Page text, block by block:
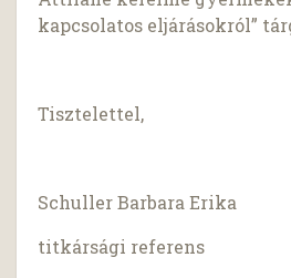
kapcsolatos eljárásokról”
Tisztelettel,
Schuller Barbara Erika
titkársági referens